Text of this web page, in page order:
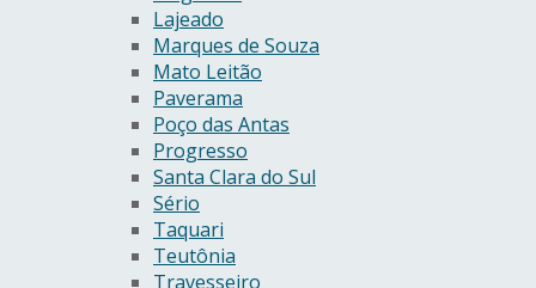
Lajeado
Marques de Souza
Mato Leitão
Paverama
Poço das Antas
Progresso
Santa Clara do Sul
Sério
Taquari
Teutônia
Travesseiro